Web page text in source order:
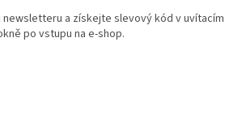
a získejte slevový kód v uvítacím
po vstupu na e-shop.